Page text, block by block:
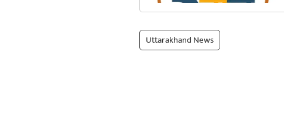
Uttarakhand News